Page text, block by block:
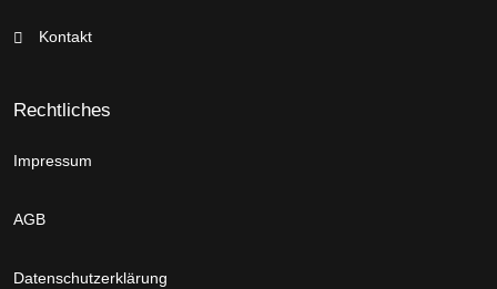
Kontakt
Rechtliches
Impressum
AGB
Datenschutzerklärung